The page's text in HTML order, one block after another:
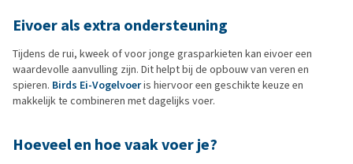
Eivoer als extra ondersteuning
Tijdens de rui, kweek of voor jonge grasparkieten kan eivoer een
waardevolle aanvulling zijn. Dit helpt bij de opbouw van veren en
spieren. Birds Ei-Vogelvoeris hiervoor een geschikte keuze en
makkelijk te combineren met dagelijks voer.
Hoeveel en hoe vaak voer je?